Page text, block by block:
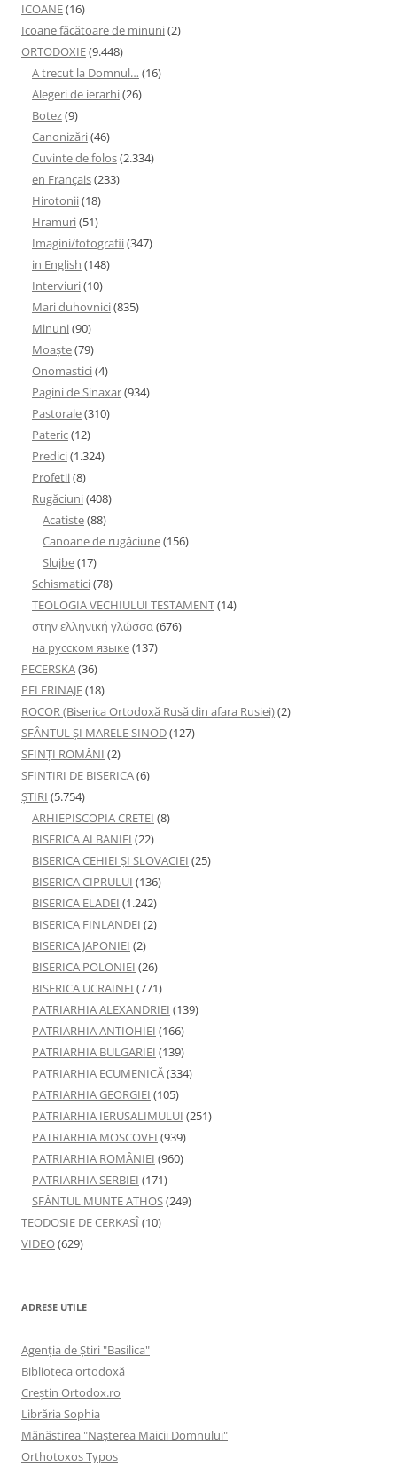
ICOANE(16)
Icoane făcătoare de minuni(2)
ORTODOXIE(9.448)
A trecut la Domnul… (16)
Alegeri de ierarhi(26)
Botez(9)
Canonizări(46)
Cuvinte de folos(2.334)
en Français(233)
Hirotonii(18)
Hramuri(51)
Imagini/fotografii(347)
in English (148)
Interviuri(10)
Mari duhovnici(835)
Minuni(90)
Moaşte(79)
Onomastici(4)
Pagini de Sinaxar(934)
Pastorale(310)
Pateric(12)
Predici(1.324)
Profetii(8)
Rugăciuni(408)
Acatiste(88)
Canoane de rugăciune(156)
Slujbe(17)
Schismatici(78)
TEOLOGIA VECHIULUI TESTAMENT(14)
στην ελληνική γλώσσα(676)
на русском языке(137)
PECERSKA(36)
PELERINAJE(18)
ROCOR (Biserica Ortodoxă Rusă din afara Rusiei)(2)
SFÂNTUL ȘI MARELE SINOD(127)
SFINȚI ROMÂNI (2)
SFINTIRI DE BISERICA(6)
ŞTIRI (5.754)
ARHIEPISCOPIA CRETEI (8)
BISERICA ALBANIEI (22)
BISERICA CEHIEI ŞI SLOVACIEI (25)
BISERICA CIPRULUI (136)
BISERICA ELADEI (1.242)
BISERICA FINLANDEI (2)
BISERICA JAPONIEI (2)
BISERICA POLONIEI (26)
BISERICA UCRAINEI (771)
PATRIARHIA ALEXANDRIEI (139)
PATRIARHIA ANTIOHIEI (166)
PATRIARHIA BULGARIEI (139)
PATRIARHIA ECUMENICĂ(334)
PATRIARHIA GEORGIEI (105)
PATRIARHIA IERUSALIMULUI (251)
PATRIARHIA MOSCOVEI (939)
PATRIARHIA ROMÂNIEI (960)
PATRIARHIA SERBIEI (171)
SFÂNTUL MUNTE ATHOS(249)
TEODOSIE DE CERKASÎ(10)
VIDEO(629)
ADRESE UTILE
Agenţia de Ştiri "Basilica"
Biblioteca ortodoxă
Creştin Ortodox.ro
Librăria Sophia
Mănăstirea "Naşterea Maicii Domnului"
Orthotoxos Typos